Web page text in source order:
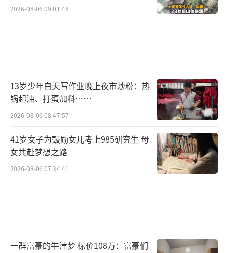
2026-08-06 09:01:48
13岁少年白天写作业晚上夜市炒粉：热
锅起油、打蛋加料……
2026-08-06 08:47:57
41岁女子为鼓励女儿考上985研究生 母
女共赴梦想之路
2026-08-06 07:34:41
一群富豪的牛津梦 标价108万：富豪们